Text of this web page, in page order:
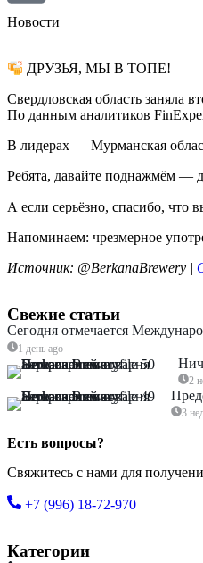
Новости
ДРУЗЬЯ, МЫ В ТОПЕ!
Свердловская область заняла
По данным аналитиков
В лидерах — Мурманская
Ребята, давайте поднажмём —
А если серьёзно, спасибо, что
Напоминаем: чрезмерное
Источник: @BerkanaBrewery |
Свежие статьи
Сегодня отмечается
1 день ago
2
3
Есть вопросы?
Свяжитесь с нами для
+7 (996) 18-72-970
Категории